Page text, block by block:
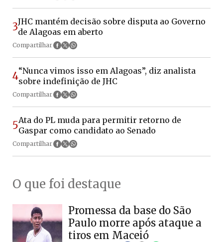
3JHC mantém decisão sobre disputa ao Governo
de Alagoas em aberto
Compartilhar
4“Nunca vimos isso em Alagoas”, diz analista
sobre indefinição de JHC
Compartilhar
5Ata do PL muda para permitir retorno de
Gaspar como candidato ao Senado
Compartilhar
O que foi destaque
Promessa da base do São
Paulo morre após ataque a
tiros em Maceió